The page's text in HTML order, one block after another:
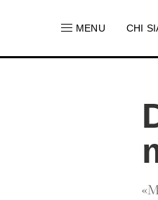
MENU CHI